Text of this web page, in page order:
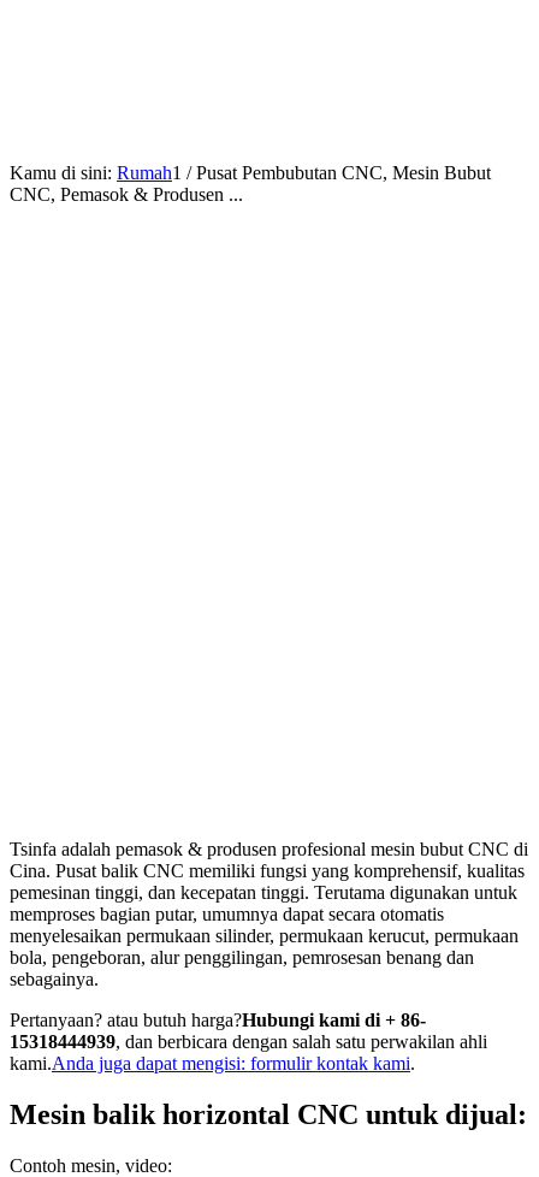
Kamu di sini: Rumah1 / Pusat Pembubutan CNC, Mesin Bubut
CNC, Pemasok & Produsen ...
Tsinfa adalah pemasok & produsen profesional mesin bubut CNC di
Cina. Pusat balik CNC memiliki fungsi yang komprehensif, kualitas
pemesinan tinggi, dan kecepatan tinggi. Terutama digunakan untuk
memproses bagian putar, umumnya dapat secara otomatis
menyelesaikan permukaan silinder, permukaan kerucut, permukaan
bola, pengeboran, alur penggilingan, pemrosesan benang dan
sebagainya.
Pertanyaan? atau butuh harga?Hubungi kami di + 86-
15318444939, dan berbicara dengan salah satu perwakilan ahli
kami.Anda juga dapat mengisi: formulir kontak kami.
Mesin balik horizontal CNC untuk dijual:
Contoh mesin, video: